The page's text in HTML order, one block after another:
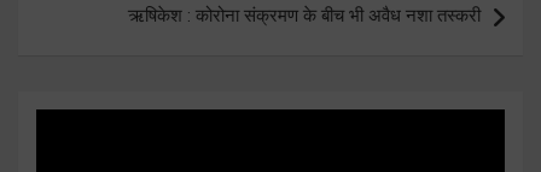
ऋषिकेश : कोरोना संक्रमण के बीच भी अवैध नशा तस्करी